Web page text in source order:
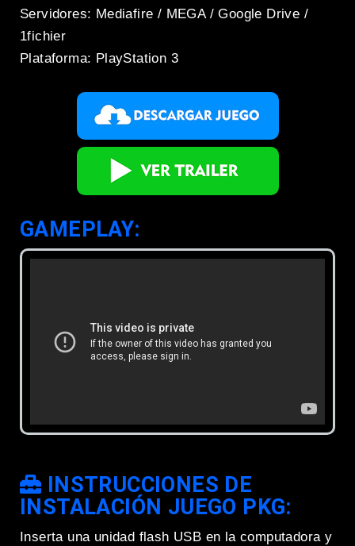
Servidores: Mediafire / MEGA / Google Drive /
1fichier
Plataforma: PlayStation 3
GAMEPLAY:
INSTRUCCIONES DE
INSTALACIÓN JUEGO PKG:
Inserta una unidad flash USB en la computadora y